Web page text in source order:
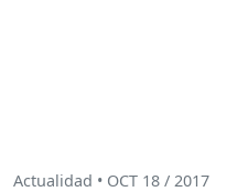
Actualidad • OCT 18 / 2017